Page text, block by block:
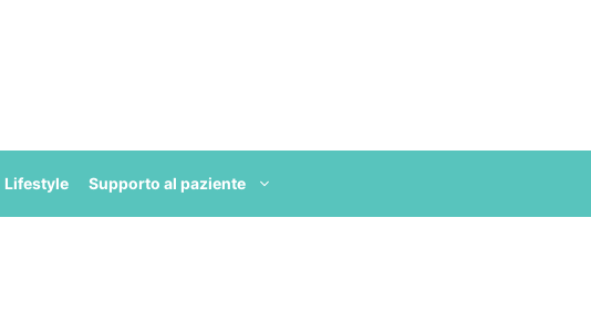
Lifestyle Supporto al paziente